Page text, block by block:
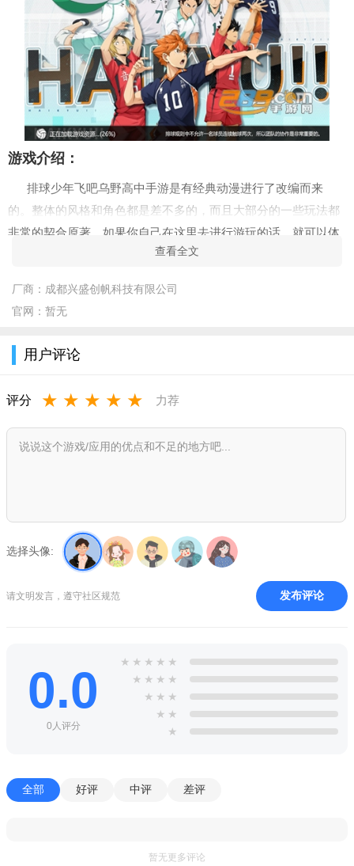
游戏介绍：
排球少年飞吧乌野高中手游是有经典动漫进行了改编而来
的。整体的风格和角色都是差不多的，而且大部分的一些玩法都
非常的契合原著。如果你自己在这里去进行游玩的话，就可以体
游戏优势：
1.打造独特的明星阵容，通过合理的搭配展现强大的排球竞技
2.奇幻的排球运动带来奇妙的视觉特效，也能欣赏炫酷的动画
球运动配合效果。
换一个角色的游戏策略。
2. 有周期性的大型比赛活动，让玩家有机会与全球玩家展开
竞技，显示自己的实力。
3. 在游戏中，玩家可以获得很多成就，通过完成当前任务，
查看全文
厂商： 成都兴盛创帆科技有限公司
官网： 暂无
用户评论
评分 ★ ★ ★ ★ ★ 力荐
选择头像:
请文明发言，遵守社区规范 发布评论
0.0
0人评分
★ ★ ★ ★ ★
★ ★ ★ ★
★ ★ ★
★ ★
★
全部 好评 中评 差评
暂无更多评论